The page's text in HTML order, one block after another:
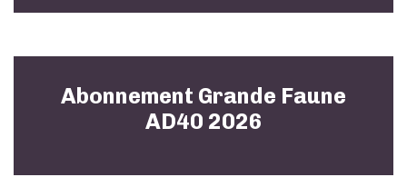
Abonnement Grande Faune
AD40 2026